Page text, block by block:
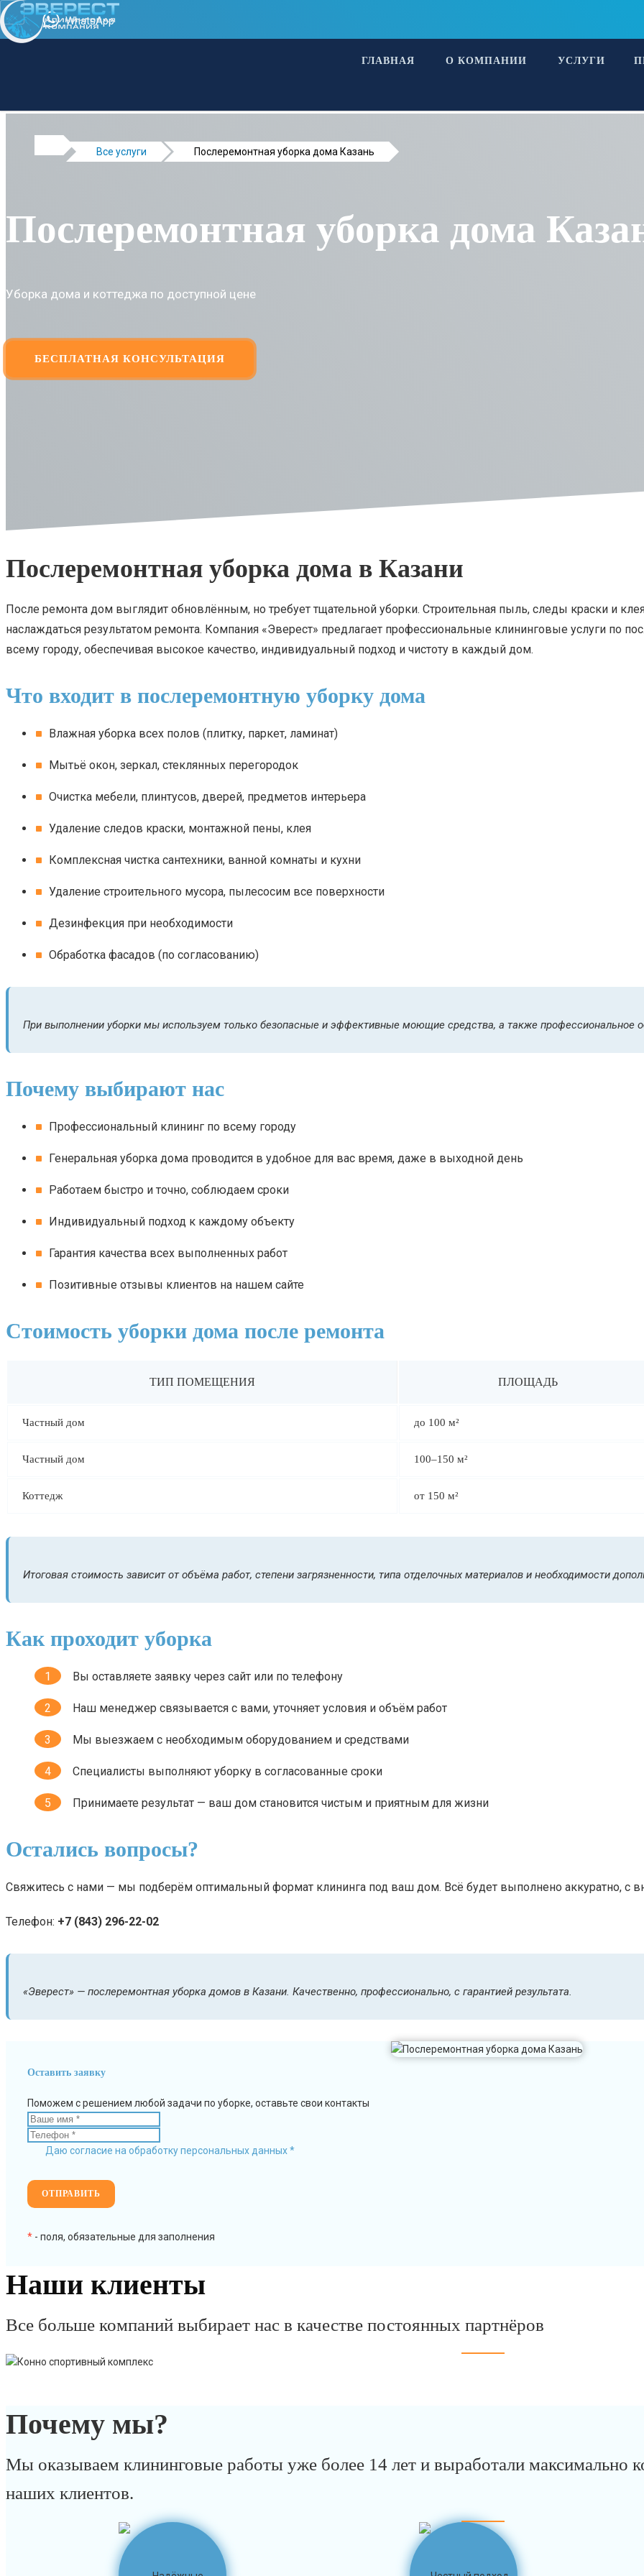
WhatsApp
ГЛАВНАЯ О КОМПАНИИ УСЛУГИ
Все услуги Послеремонтная уборка дома Казань
Послеремонтная уборка дома
Уборка дома и коттеджа по доступной цене
БЕСПЛАТНАЯ КОНСУЛЬТАЦИЯ
Послеремонтная уборка дома в Казани
После ремонта дом выглядит обновлённым, но требует тщательной уборки. Строительная пыль, следы краски и
наслаждаться результатом ремонта. Компания «Эверест» предлагает профессиональные клининговые услуги по
всему городу, обеспечивая высокое качество, индивидуальный подход и чистоту в каждый дом.
Что входит в послеремонтную уборку дома
Влажная уборка всех полов (плитку, паркет, ламинат)
Мытьё окон, зеркал, стеклянных перегородок
Очистка мебели, плинтусов, дверей, предметов интерьера
Удаление следов краски, монтажной пены, клея
Комплексная чистка сантехники, ванной комнаты и кухни
Удаление строительного мусора, пылесосим все поверхности
Дезинфекция при необходимости
Обработка фасадов (по согласованию)
При выполнении уборки мы используем только безопасные и эффективные моющие средства, а также профессиональное
Почему выбирают нас
Профессиональный клининг по всему городу
Генеральная уборка дома проводится в удобное для вас время, даже в выходной день
Работаем быстро и точно, соблюдаем сроки
Индивидуальный подход к каждому объекту
Гарантия качества всех выполненных работ
Позитивные отзывы клиентов на нашем сайте
Стоимость уборки дома после ремонта
ТИП ПОМЕЩЕНИЯ ПЛОЩАДЬ
Частный дом до 100 м²
Частный дом 100–150 м²
Коттедж от 150 м²
Итоговая стоимость зависит от объёма работ, степени загрязненности, типа отделочных материалов и необходимости
Как проходит уборка
Вы оставляете заявку через сайт или по телефону
Наш менеджер связывается с вами, уточняет условия и объём работ
Мы выезжаем с необходимым оборудованием и средствами
Специалисты выполняют уборку в согласованные сроки
Принимаете результат — ваш дом становится чистым и приятным для жизни
Остались вопросы?
Свяжитесь с нами — мы подберём оптимальный формат клининга под ваш дом. Всё будет выполнено аккуратно, с
Телефон: +7 (843) 296-22-02
«Эверест» — послеремонтная уборка домов в Казани. Качественно, профессионально, с гарантией результата.
Оставить заявку
Поможем с решением любой задачи по уборке, оставьте свои контакты
Даю согласие на обработку персональных данных *
* - поля, обязательные для заполнения
Наши клиенты
Все больше компаний выбирает нас в качестве постоянных партнёров
Почему мы?
Мы оказываем клининговые работы уже более 14 лет и выработали максимально
наших клиентов.